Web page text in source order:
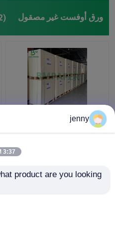
ورق أوفست غير مصقول (372)
لوح ورقي غير مصقول من
الخشب الأبيض غير لامع
jenny
3:37 AM
product are you looking